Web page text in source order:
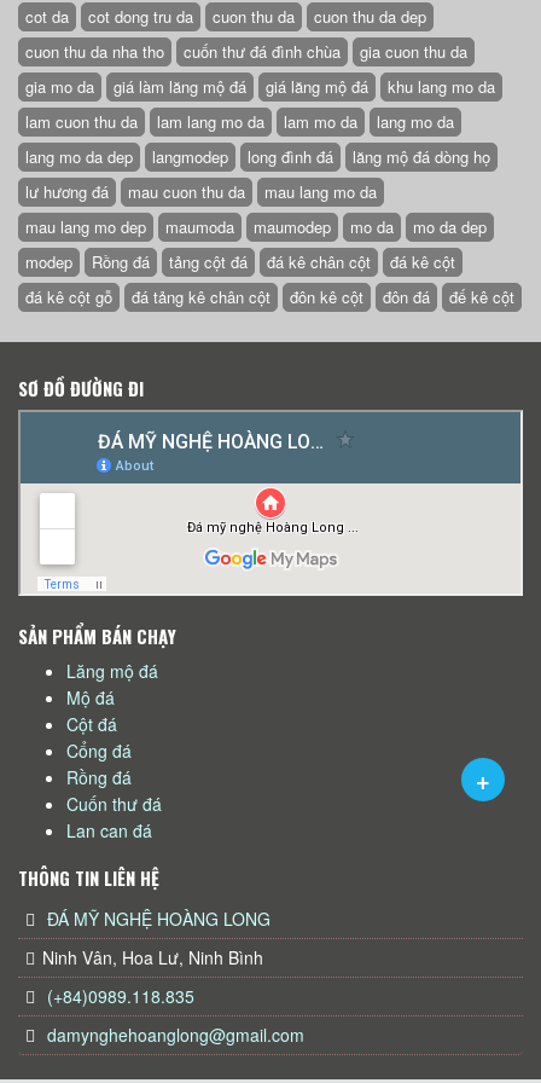
cot da cot dong tru da cuon thu da
cuon thu da dep
cuon thu da nha tho
cuốn thư đá đình chùa
gia cuon thu da
gia mo da
giá làm lăng mộ đá giá lăng mộ đá
khu lang mo da
lam cuon thu da
lam lang mo da lam mo da
lang mo da
lang mo da dep
langmodep long đình đá
lăng mộ đá dòng họ
lư hương đá
mau cuon thu da
mau lang mo da
mau lang mo dep
maumoda maumodep mo da
mo da dep
modep
Rồng đá tảng cột đá đá kê chân cột
đá kê cột
đá kê cột gỗ
đá tảng kê chân cột đôn kê cột đôn đá đế kê cột
SƠ ĐỒ ĐƯỜNG ĐI
SẢN PHẨM BÁN CHẠY
Lăng mộ đá
Mộ đá
Cột đá
Cổng đá
Rồng đá
Cuốn thư đá
Lan can đá
THÔNG TIN LIÊN HỆ
ĐÁ MỸ NGHỆ HOÀNG LONG
Ninh Vân, Hoa Lư, Ninh Bình
(+84)0989.118.835
damynghehoanglong@gmail.com